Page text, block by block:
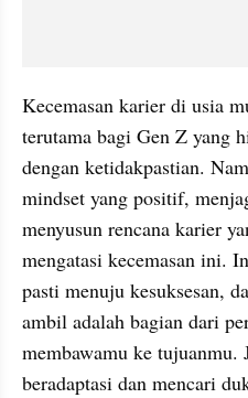
Kecemasan karier di usia
terutama bagi Gen Z yang
dengan ketidakpastian.
mindset yang positif,
menyusun rencana karier
mengatasi kecemasan ini.
pasti menuju kesuksesan,
ambil adalah bagian dari
membawamu ke
beradaptasi dan mencari